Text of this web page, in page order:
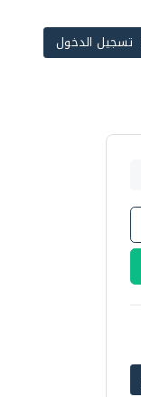
تسجيل الدخول